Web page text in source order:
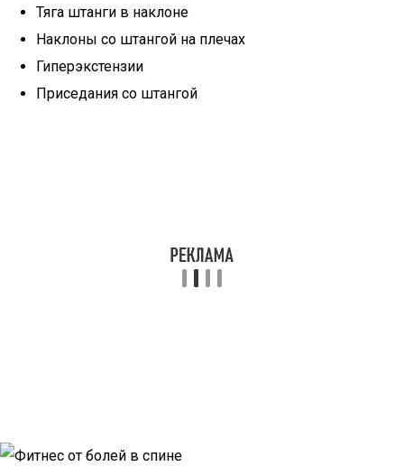
Тяга штанги в наклоне
Наклоны со штангой на плечах
Гиперэкстензии
Приседания со штангой